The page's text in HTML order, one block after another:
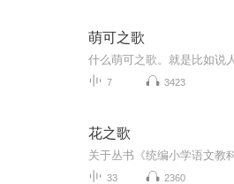
萌可之歌
什么萌可之歌。就是比如说
7 3423
花之歌
33 2360